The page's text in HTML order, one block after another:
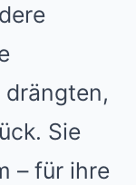
Sie
– für ihre